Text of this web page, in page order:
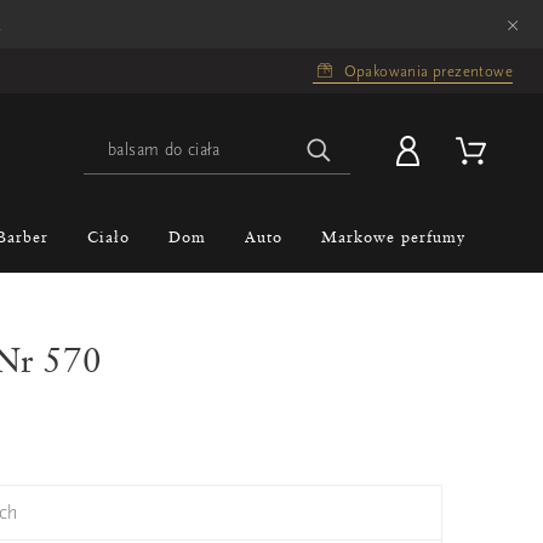
×
Opakowania prezentowe
Ciało Dom Auto Markowe perfumy
570